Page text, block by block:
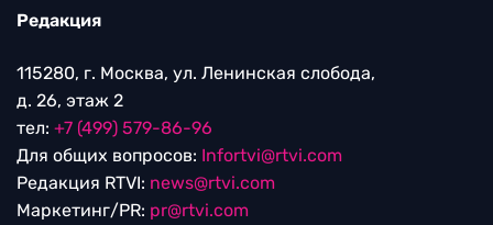
Редакция
115280, г. Москва, ул. Ленинская слобода,
д. 26, этаж 2
тел: +7 (499) 579-86-96
Для общих вопросов: Infortvi@rtvi.com
Редакция RTVI: news@rtvi.com
Маркетинг/PR: pr@rtvi.com